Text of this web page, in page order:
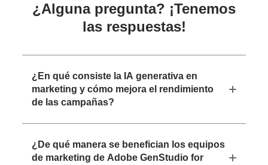
¿Alguna pregunta? ¡Tenemos
las respuestas!
¿En qué consiste la IA generativa en
marketing y cómo mejora el rendimiento
de las campañas?
¿De qué manera se benefician los equipos
de marketing de Adobe GenStudio for